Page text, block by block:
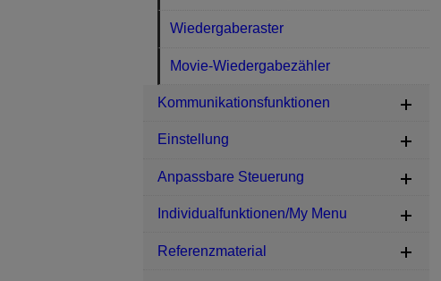
Wiedergaberaster
Movie-Wiedergabezähler
Kommunikationsfunktionen
Einstellung
Anpassbare Steuerung
Individualfunktionen/My Menu
Referenzmaterial